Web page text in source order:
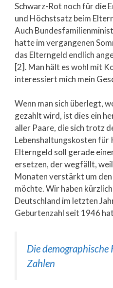
Schwarz-Rot noch für die
und Höchstsatz beim
Auch
hatte im vergangenen
das Elterngeld endlich
[2]. Man hält es wohl mit
interessiert mich mein
Wenn man sich überlegt,
gezahlt wird, ist dies ein
aller Paare, die sich trotz
Lebenshaltungskosten für
Elterngeld soll gerade
ersetzen, der wegfällt,
Monaten verstärkt um
möchte. Wir haben
Deutschland im letzten
Geburtenzahl seit 1946
Die demographische
Zahlen